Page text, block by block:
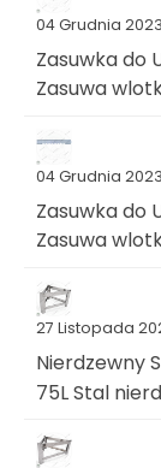
04 Grudnia 2023
Zasuwka do
Zasuwa
04 Grudnia 2023
Zasuwka do
Zasuwa
27 Listopada
Nierdzewny
75L Stal